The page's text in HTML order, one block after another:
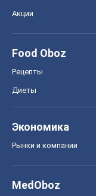
Акции
Food Oboz
Рецепты
Диеты
Экономика
Рынки и компании
MedOboz